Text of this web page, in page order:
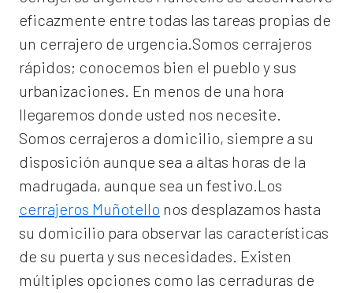
eficazmente entre todas las tareas propias de
un cerrajero de urgencia.Somos cerrajeros
rápidos; conocemos bien el pueblo y sus
urbanizaciones. En menos de una hora
llegaremos donde usted nos necesite.
Somos cerrajeros a domicilio, siempre a su
disposición aunque sea a altas horas de la
madrugada, aunque sea un festivo.Los
cerrajeros Muñotello nos desplazamos hasta
su domicilio para observar las características
de su puerta y sus necesidades. Existen
múltiples opciones como las cerraduras de